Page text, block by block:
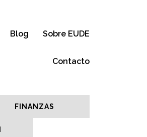
Blog Sobre EUDE
Contacto
FINANZAS